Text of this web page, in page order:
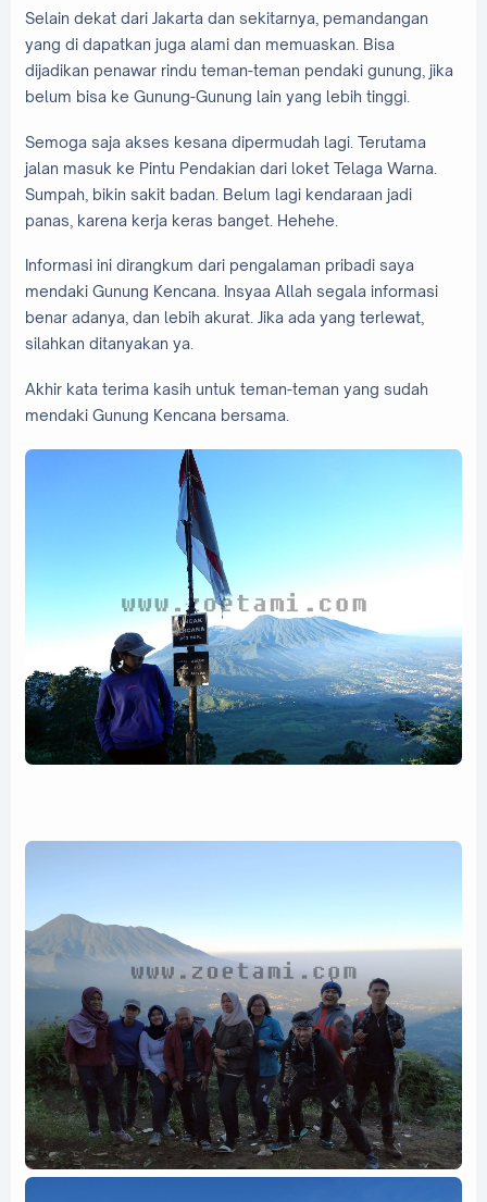
Selain dekat dari Jakarta dan sekitarnya, pemandangan
yang di dapatkan juga alami dan memuaskan. Bisa
dijadikan penawar rindu teman-teman pendaki gunung, jika
belum bisa ke Gunung-Gunung lain yang lebih tinggi.
Semoga saja akses kesana dipermudah lagi. Terutama
jalan masuk ke Pintu Pendakian dari loket Telaga Warna.
Sumpah, bikin sakit badan. Belum lagi kendaraan jadi
panas, karena kerja keras banget. Hehehe.
Informasi ini dirangkum dari pengalaman pribadi saya
mendaki Gunung Kencana. Insyaa Allah segala informasi
benar adanya, dan lebih akurat. Jika ada yang terlewat,
silahkan ditanyakan ya.
Akhir kata terima kasih untuk teman-teman yang sudah
mendaki Gunung Kencana bersama.